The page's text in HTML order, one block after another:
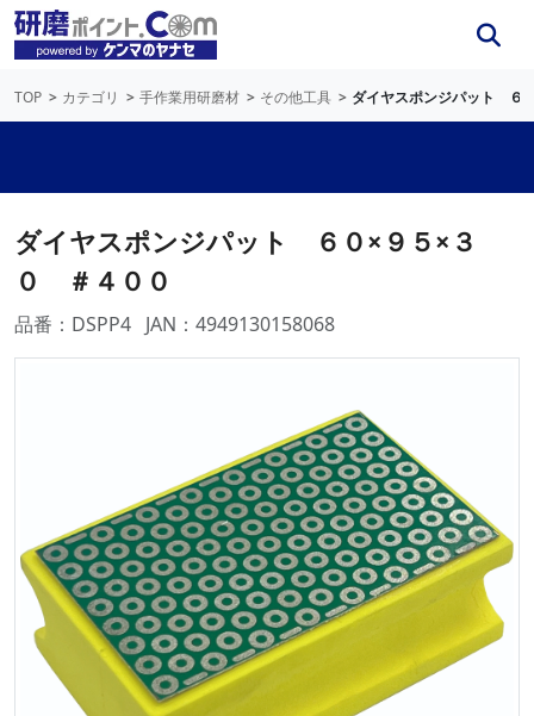
TOP カテゴリ 手作業用研磨材 その他工具 ダイヤスポンジパット ６
ダイヤスポンジパット ６０×９５×３
０ ＃４００
品番：DSPP4 JAN：4949130158068